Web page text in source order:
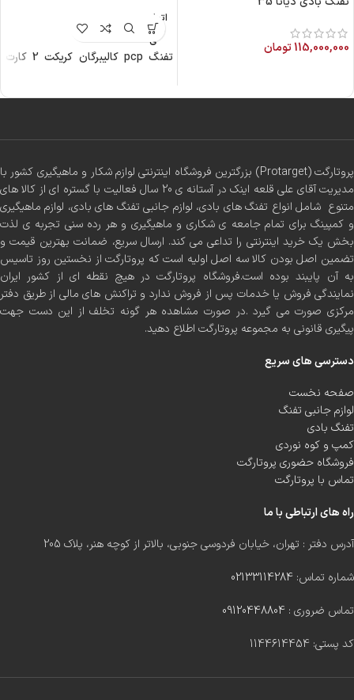
115,000,000تومان
اتمام م
وجود
ی
تفنگ pcp کالیبرگان کریکت 2 کارت
پروتارگت (Protarget) بزرگترین فروشگاه اینترنتی لوازم شکار و ماهیگیری کشور با
مدیریت آقای علی قلعه اینک در آستانه ی 20 سال فعالیت با گستره ای از کالا های
متنوع شامل انواع تفنگ های بادی، لوازم جانبی تفنگ های بادی، لوازم ماهیگیری
و کمپینگ برای تمام جامعه ی شکاری و ماهیگیری و هر رده سنی تجربه ی لذت
بخش یک خرید اینترنتی را تداعی می کند. ارسال سریع، ضمانت بهترین قیمت و
تضمین اصل بودن کالا سه اصل اولیه است که پروتارگت از نخستین روز تاسیس
به آن پایبند بوده است.فروشگاه پروتارگت در هیچ نقطه ای از کشور ایران
نمایندگی فروش یا خدمات پس از فروش ندارد و تراکنش های مالی از طریق دفتر
مرکزی صورت می گیرد .در صورت مشاهده هر گونه تخلف از این دست جهت
پیگیری قانونی به مجموعه پروتارگت اطلاع دهید.
دسترسی های سریع
صفحه نخست
لوازم جانبی تفنگ
تفنگ بادی
کمپ و کوه نوردی
فروشگاه حضوری پروتارگت
تماس با پروتارگت
راه های ارتباطی با ما
آدرس دفتر : تهران، خیابان فردوسی جنوبی، بالاتر از کوچه هنر، پلاک 205
شماره تماس: 02133114284
تماس ضروری : 09120448804
کد پستی: 1144614454